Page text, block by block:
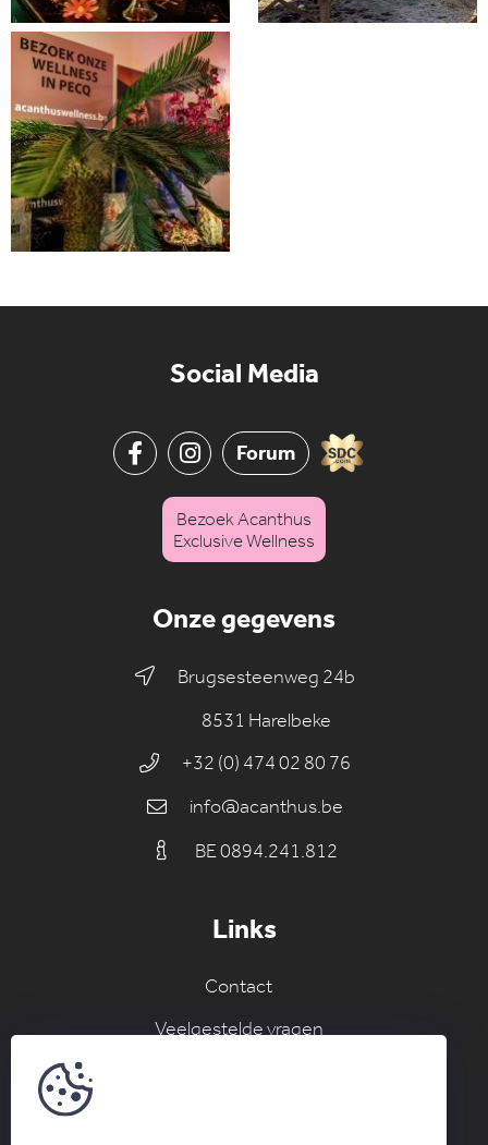
Onze gegevens
Brugsesteenweg 24b
8531 Harelbeke
+32 (0) 474 02 80 76
info@acanthus.be
BE 0894.241.812
Links
Contact
Veelgestelde vragen
Social Media
Forum
Bezoek Acanthus
Exclusive Wellness